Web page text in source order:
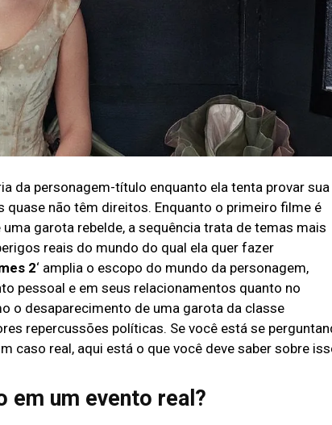
da personagem-título enquanto ela tenta provar sua
não têm direitos. Enquanto o primeiro filme é
garota rebelde, a sequência trata de temas mais
reais do mundo do qual ela quer fazer
2‘ amplia o escopo do mundo da personagem,
pessoal e em seus relacionamentos quanto no
o desaparecimento de uma garota da classe
repercussões políticas. Se você está se
caso real, aqui está o que você deve saber sobre
em um evento real?